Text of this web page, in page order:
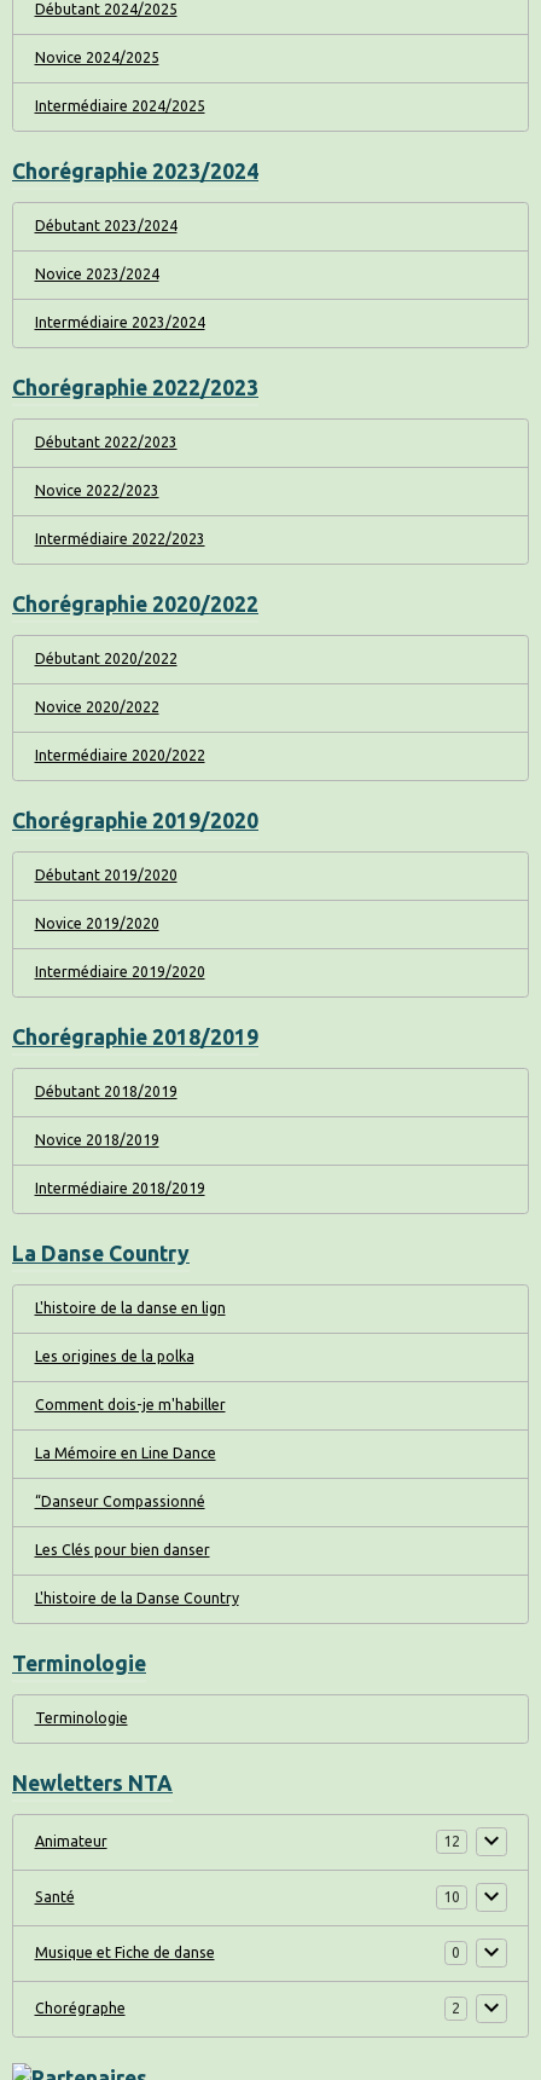
Débutant 2024/2025
Novice 2024/2025
Intermédiaire 2024/2025
Chorégraphie 2023/2024
Débutant 2023/2024
Novice 2023/2024
Intermédiaire 2023/2024
Chorégraphie 2022/2023
Débutant 2022/2023
Novice 2022/2023
Intermédiaire 2022/2023
Chorégraphie 2020/2022
Débutant 2020/2022
Novice 2020/2022
Intermédiaire 2020/2022
Chorégraphie 2019/2020
Débutant 2019/2020
Novice 2019/2020
Intermédiaire 2019/2020
Chorégraphie 2018/2019
Débutant 2018/2019
Novice 2018/2019
Intermédiaire 2018/2019
La Danse Country
L'histoire de la danse en lign
Les origines de la polka
Comment dois-je m'habiller
La Mémoire en Line Dance
“Danseur Compassionné
Les Clés pour bien danser
L'histoire de la Danse Country
Terminologie
Terminologie
Newletters NTA
Animateur 12
Santé 10
Musique et Fiche de danse 0
Chorégraphe 2